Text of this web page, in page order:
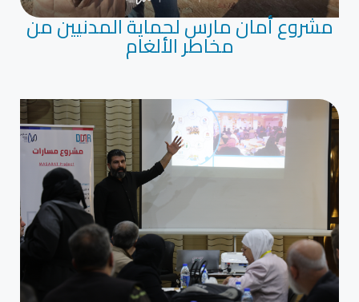
مشروع أمان مارس لحماية المدنيين من
مخاطر الألغام